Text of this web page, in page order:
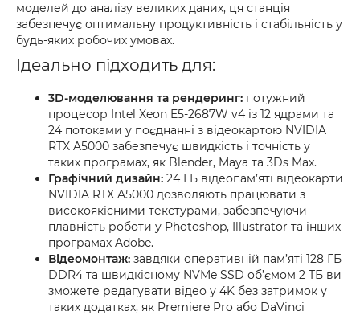
моделей до аналізу великих даних, ця станція
забезпечує оптимальну продуктивність і стабільність у
будь-яких робочих умовах.
Ідеально підходить для:
3D-моделювання та рендеринг: потужний
процесор Intel Xeon E5-2687W v4 із 12 ядрами та
24 потоками у поєднанні з відеокартою NVIDIA
RTX A5000 забезпечує швидкість і точність у
таких програмах, як Blender, Maya та 3Ds Max.
Графічний дизайн: 24 ГБ відеопам’яті відеокарти
NVIDIA RTX A5000 дозволяють працювати з
високоякісними текстурами, забезпечуючи
плавність роботи у Photoshop, Illustrator та інших
програмах Adobe.
Відеомонтаж: завдяки оперативній пам’яті 128 ГБ
DDR4 та швидкісному NVMe SSD об’ємом 2 ТБ ви
зможете редагувати відео у 4K без затримок у
таких додатках, як Premiere Pro або DaVinci